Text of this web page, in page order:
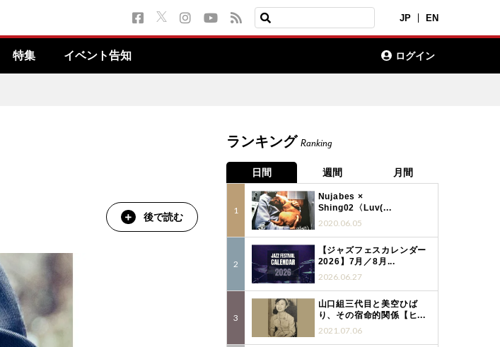
JP EN
特集 イベント告知 ログイン
後で読む
ランキング Ranking
日間 週間 月間
Nujabes ×
Shing02〈Luv(...
2020.06.05
【ジャズフェスカレンダー
2026】7月／8月...
2026.06.27
山口組三代目と美空ひば
り、その宿命的関係【ヒ...
2021.07.06